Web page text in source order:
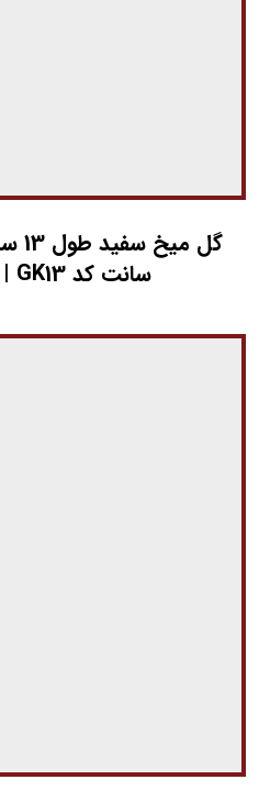
سانت کد GK13 | بهران انرژی